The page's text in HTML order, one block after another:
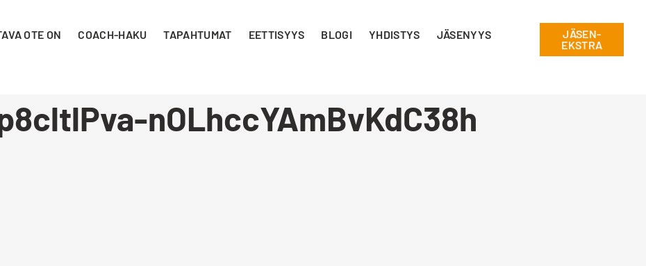
OTE ON COACH-HAKU TAPAHTUMAT EETTISYYS BLOGI YHDISTYS
JÄSENYYS
JÄSEN-
EKSTRA
nOLhccYAmBvKdC38h